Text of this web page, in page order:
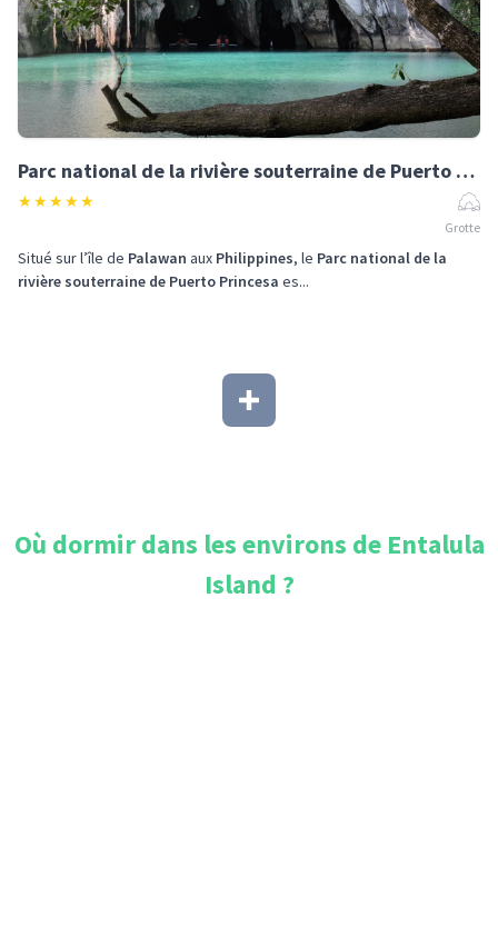
Parc national de la rivière souterraine de Puerto Princesa
★★★★★
Grotte
Situé sur l’île de Palawan aux Philippines, le Parc national de la
rivière souterraine de Puerto Princesa es...
Où dormir dans les environs de Entalula
Island ?